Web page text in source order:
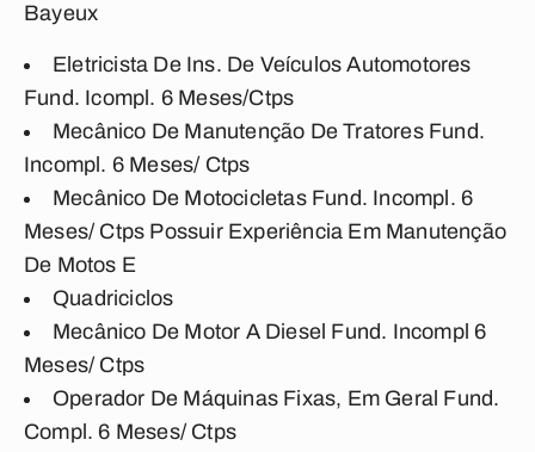
Bayeux
Eletricista De Ins. De Veículos Automotores
Fund. Icompl. 6 Meses/Ctps
Mecânico De Manutenção De Tratores Fund.
Incompl. 6 Meses/ Ctps
Mecânico De Motocicletas Fund. Incompl. 6
Meses/ Ctps Possuir Experiência Em Manutenção
De Motos E
Quadriciclos
Mecânico De Motor A Diesel Fund. Incompl 6
Meses/ Ctps
Operador De Máquinas Fixas, Em Geral Fund.
Compl. 6 Meses/ Ctps